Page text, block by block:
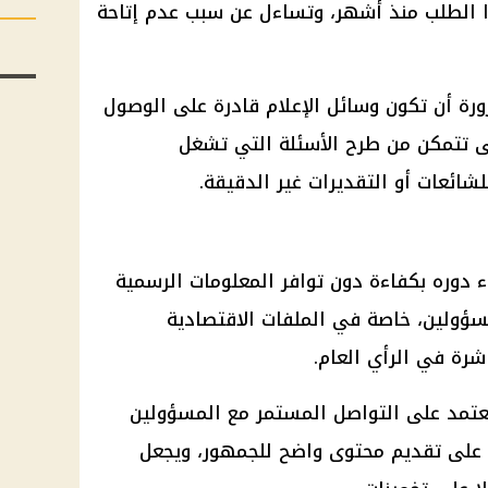
الطلب منذ أشهر، وتساءل عن سبب عدم إتاحة
أن تكون وسائل الإعلام قادرة على الوصول
تتمكن من طرح الأسئلة التي تشغل
أو التقديرات غير الدقيقة.
دوره بكفاءة دون توافر المعلومات الرسمية
خاصة في الملفات الاقتصادية
في الرأي العام.
على التواصل المستمر مع المسؤولين
تقديم محتوى واضح للجمهور، ويجعل